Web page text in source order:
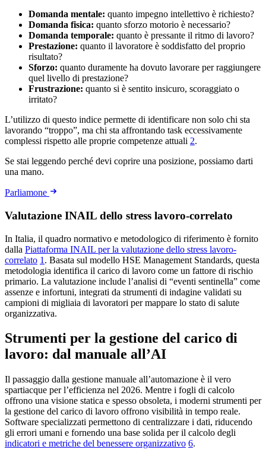
Domanda mentale: quanto impegno intellettivo è richiesto?
Domanda fisica: quanto sforzo motorio è necessario?
Domanda temporale: quanto è pressante il ritmo di lavoro?
Prestazione: quanto il lavoratore è soddisfatto del proprio
risultato?
Sforzo: quanto duramente ha dovuto lavorare per raggiungere
quel livello di prestazione?
Frustrazione: quanto si è sentito insicuro, scoraggiato o
irritato?
L’utilizzo di questo indice permette di identificare non solo chi sta
lavorando “troppo”, ma chi sta affrontando task eccessivamente
complessi rispetto alle proprie competenze attuali 2.
Se stai leggendo perché devi coprire una posizione, possiamo darti
una mano.
Parliamone
Valutazione INAIL dello stress lavoro-correlato
In Italia, il quadro normativo e metodologico di riferimento è fornito
dalla Piattaforma INAIL per la valutazione dello stress lavoro-
correlato 1 . Basata sul modello HSE Management Standards, questa
metodologia identifica il carico di lavoro come un fattore di rischio
primario. La valutazione include l’analisi di “eventi sentinella” come
assenze e infortuni, integrati da strumenti di indagine validati su
campioni di migliaia di lavoratori per mappare lo stato di salute
organizzativa.
Strumenti per la gestione del carico di
lavoro: dal manuale all’AI
Il passaggio dalla gestione manuale all’automazione è il vero
spartiacque per l’efficienza nel 2026. Mentre i fogli di calcolo
offrono una visione statica e spesso obsoleta, i moderni strumenti per
la gestione del carico di lavoro offrono visibilità in tempo reale.
Software specializzati permettono di centralizzare i dati, riducendo
gli errori umani e fornendo una base solida per il calcolo degli
indicatori e metriche del benessere organizzativo 6.